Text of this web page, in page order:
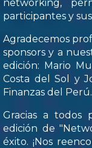
networking,
participantes y
Agradecemos
sponsors y a
edición: Mario
Costa del Sol y
Finanzas del Perú.
Gracias a todos
edición de
éxito. ¡Nos